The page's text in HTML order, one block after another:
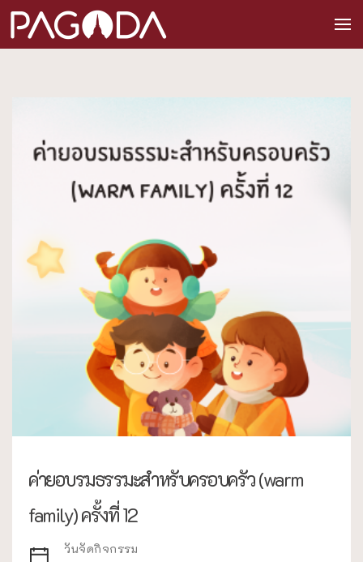
ค่ายอบรมธรรมะสำหรับครอบครัว (warm
family) ครั้งที่ 12
วันจัดกิจกรรม